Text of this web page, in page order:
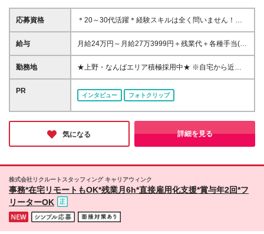
応募資格
＊20～30代活躍＊経験スキルは全く問いません！＊ ■
未経験歓迎 ■高卒以上 ***こんな方にピッタリ*** ◎人
と接することが好き ◎小さなことによく気がつく ◎
ん（20代）：自由な勤務時間が一番の魅力ポイント！
Bさん（20代）：スタッフに感謝されることがやりが
ーダーの経験が活かせてます ***こんな方が活躍*** ・
給与
月給24万円～月給27万3999円＋残業代＋各種手当(経
験による) ※試用期間3ヶ月あり（条件に変更はありま
せん） ※上記金額には固定残業代（月20時間分、
勤務地
★上野・なんばエリア積極採用中★ ※自宅から近い＜
ルミネ、マルイ等＞の@cosme STOREのレジ部門の
運営・管理をお任せします（週4日ほど現場で勤務い
ただきます） ※店舗ごとに営業所の配属が異なります
■東京本社：東京都渋谷区千駄ヶ谷5-18-20 代々木フ
ォレストビル9階 ～店舗～ ・@cosme STORE ルミネ
有楽町店：東京都千代田区有楽町2-5-1 ルミネ有楽町
阪市中央区道修町3-4-11 新芝川ビル5階 500号室
府大阪市中央区難波1丁目虹のまち3-6号 ※変更の範
囲：上記を除く当社関連勤務地
PR
インタビュー フォトクリップ
気になる 詳細を見る
株式会社リクルートスタッフィング キャリアウィンク
事務*在宅リモートもOK*残業月6h*直接雇用化支援*賞与年2回*フ
リーターOK